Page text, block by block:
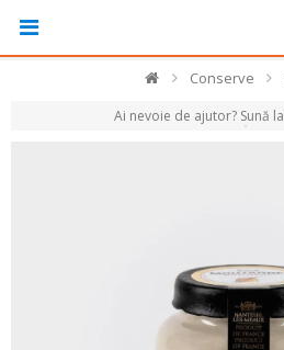
Conserve
Ai nevoie de ajutor? Sună la